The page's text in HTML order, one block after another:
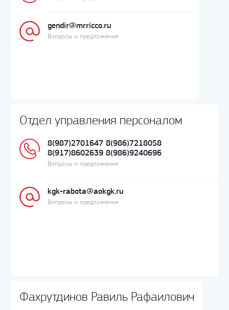
gendir@mrricco.ru
Вопросы и предложения
Отдел управления персоналом
8(987)2701647 8(986)7218058
8(917)8602639 8(986)9240696
Вопросы и предложения
kgk-rabota@aokgk.ru
Вопросы и предложения
Фахрутдинов Равиль Рафаилович